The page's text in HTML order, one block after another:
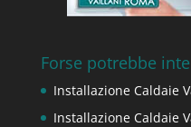
Forse potrebbe
Installazione Caldaie
Installazione Caldaie